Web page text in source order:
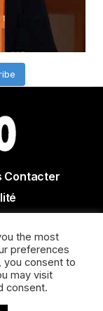
Contacter
- Actualité
the most
preferences
you consent to
may visit
consent.